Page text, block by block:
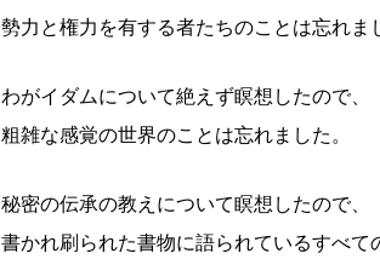
勢力と権力を有する者たちのことは忘れま
わがイダムについて絶えず瞑想したので、
粗雑な感覚の世界のことは忘れました。
秘密の伝承の教えについて瞑想したので、
書かれ刷られた書物に語られているすべて